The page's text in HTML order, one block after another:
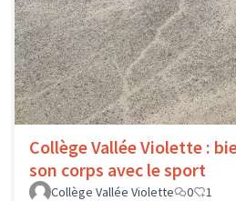
Collège Vallée Violette :
son corps avec le sport
Collège Vallée Violette
0 1